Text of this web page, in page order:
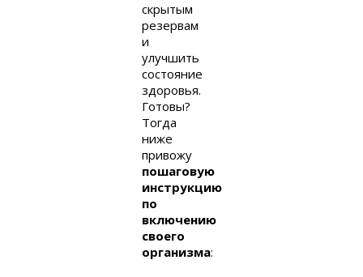
скрытым
резервам
и
улучшить
состояние
здоровья.
Готовы?
Тогда
ниже
привожу
пошаговую
инструкцию
по
включению
своего
организма: